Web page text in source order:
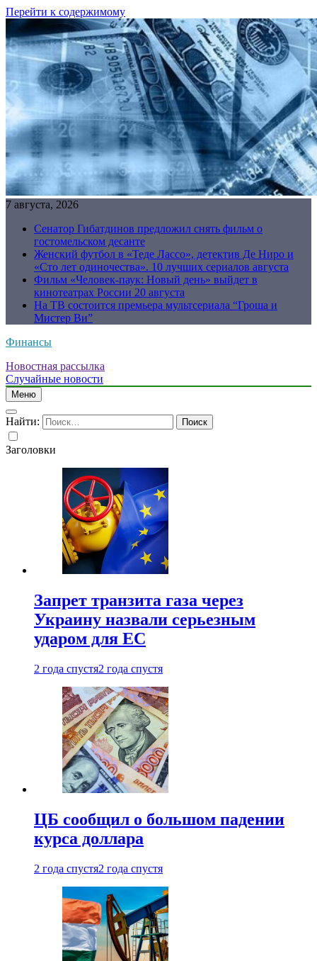
Перейти к содержимому
7 августа, 2026
Сенатор Гибатдинов предложил снять фильм о
гостомельском десанте
Женский футбол в «Теде Лассо», детектив Де Ниро и
«Сто лет одиночества». 10 лучших сериалов августа
Фильм «Человек-паук: Новый день» выйдет в
кинотеатрах России 20 августа
На ТВ состоится премьера мультсериала “Гроша и
Мистер Ви”
Финансы
Новостная рассылка
Случайные новости
Меню
Найти:
Заголовки
Запрет транзита газа через
Украину назвали серьезным
ударом для ЕС
2 года спустя2 года спустя
ЦБ сообщил о большом падении
курса доллара
2 года спустя2 года спустя